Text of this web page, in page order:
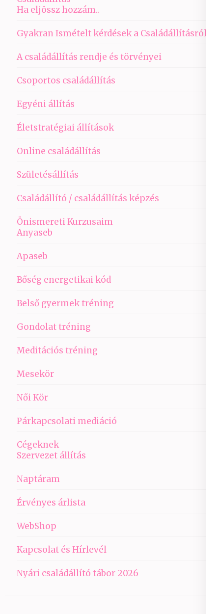
Ha eljössz hozzám..
Gyakran Ismételt kérdések a Családállításról
A családállítás rendje és törvényei
Csoportos családállítás
Egyéni állítás
Életstratégiai állítások
Online családállítás
Születésállítás
Családállító / családállítás képzés
Önismereti Kurzusaim
Anyaseb
Apaseb
Bőség energetikai kód
Belső gyermek tréning
Gondolat tréning
Meditációs tréning
Mesekör
Női Kör
Párkapcsolati mediáció
Cégeknek
Szervezet állítás
Naptáram
Érvényes árlista
WebShop
Kapcsolat és Hírlevél
Nyári családállító tábor 2026